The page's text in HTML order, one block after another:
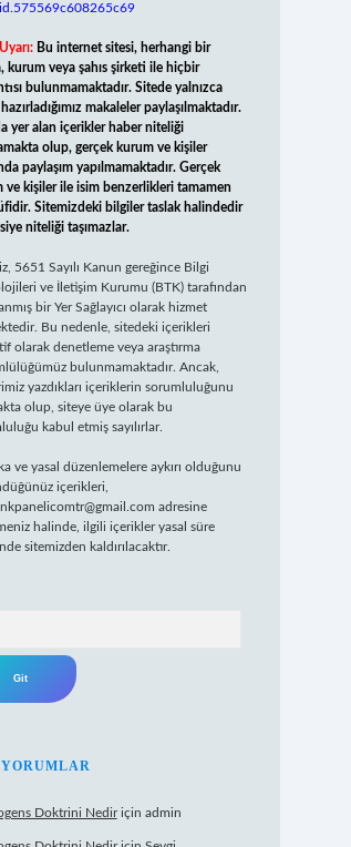
Bu internet sitesi, herhangi bir
kurum veya şahıs şirketi ile hiçbir
bulunmamaktadır. Sitede yalnızca
makaleler paylaşılmaktadır.
yer alan içerikler haber niteliği
olup, gerçek kurum ve kişiler
paylaşım yapılmamaktadır. Gerçek
ve kişiler ile isim benzerlikleri tamamen
Sitemizdeki bilgiler taslak halindedir
niteliği taşımazlar.
5651 Sayılı Kanun gereğince Bilgi
ve İletişim Kurumu (BTK) tarafından
bir Yer Sağlayıcı olarak hizmet
Bu nedenle, sitedeki içerikleri
olarak denetleme veya araştırma
bulunmamaktadır. Ancak,
yazdıkları içeriklerin sorumluluğunu
olup, siteye üye olarak bu
kabul etmiş sayılırlar.
ve yasal düzenlemelere aykırı olduğunu
içerikleri,
adresine
halinde, ilgili içerikler yasal süre
sitemizden kaldırılacaktır.
YORUMLAR
Doktrini Nediriçin admin